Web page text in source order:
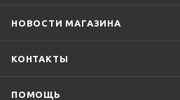
НОВОСТИ МАГАЗИНА
КОНТАКТЫ
ПОМОЩЬ